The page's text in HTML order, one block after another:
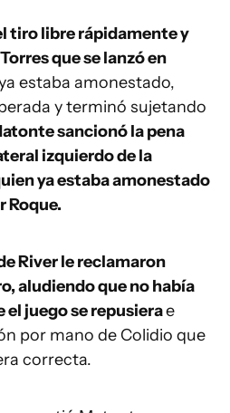
tiro libre rápidamente y
que se lanzó en
estaba amonestado,
y terminó sujetando
sancionó la pena
izquierdo de la
ya estaba amonestado
Roque.
River le reclamaron
aludiendo que no había
el juego se repusierae
por mano de Colidio que
correcta.